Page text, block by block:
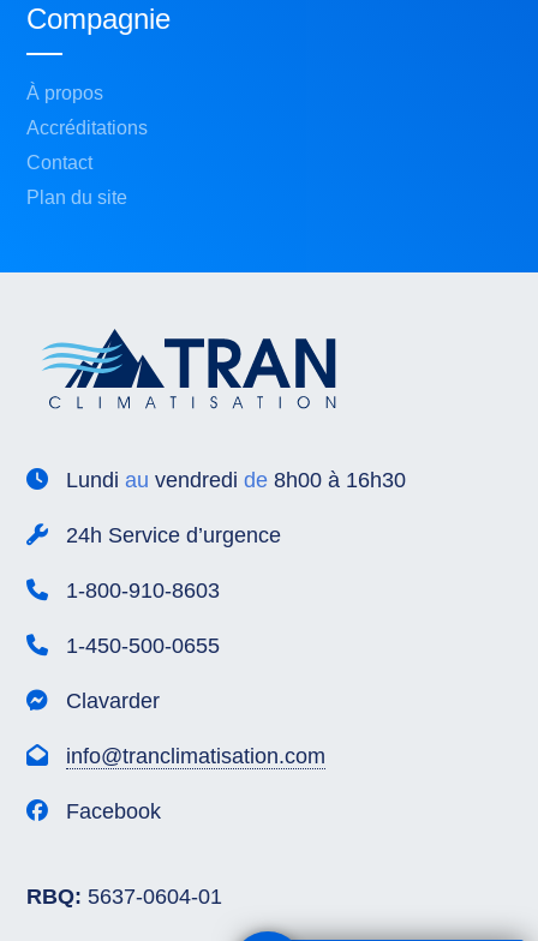
Lundiau vendredide 8h00 à 16h30
24h Service d’urgence
1-800-910-8603
1-450-500-0655
Clavarder
info@tranclimatisation.com
Facebook
RBQ: 5637-0604-01
Compagnie
À propos
Accréditations
Contact
Plan du site